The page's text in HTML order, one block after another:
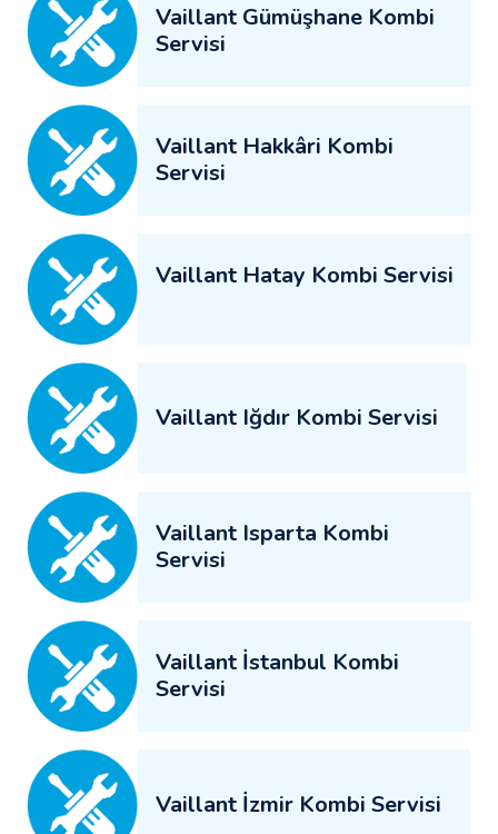
Vaillant Gümüşhane Kombi
Servisi
Vaillant Hakkâri Kombi
Servisi
Vaillant Hatay Kombi Servisi
Vaillant Iğdır Kombi Servisi
Vaillant Isparta Kombi
Servisi
Vaillant İstanbul Kombi
Servisi
Vaillant İzmir Kombi Servisi